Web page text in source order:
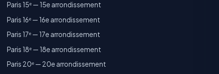
Paris 15ᵉ — 15e arrondissement
Paris 16ᵉ — 16e arrondissement
Paris 17ᵉ — 17e arrondissement
Paris 18ᵉ — 18e arrondissement
Paris 20ᵉ — 20e arrondissement